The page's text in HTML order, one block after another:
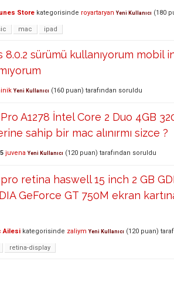
Store kategorisinde royartaryan Yeni Kullanıcı (180
mac ipad
8.0.2 sürümü kullanıyorum mobil
Yeni Kullanıcı (160 puan) tarafından soruldu
A1278 İntel Core 2 Duo 4GB
sahip bir mac alınırmı sizce ?
juvena Yeni Kullanıcı (120 puan) tarafından soruldu
retina haswell 15 inch 2 GB
GeForce GT 750M ekran
Ailesi kategorisinde zaliym Yeni Kullanıcı (120 puan)
retina-display